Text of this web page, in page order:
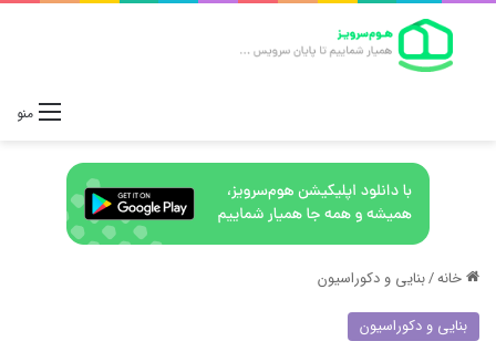
منو
خانه/بنایی و دکوراسیون
بنایی و دکوراسیون